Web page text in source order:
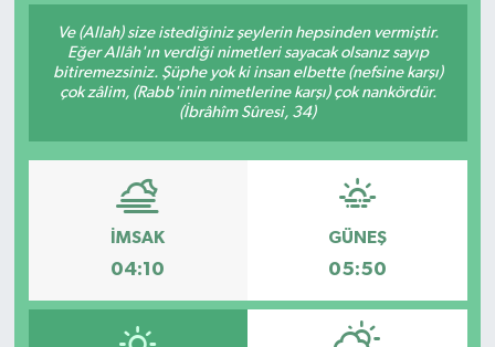
Ve (Allah) size istediğiniz şeylerin hepsinden vermiştir.
Eğer Allâh'ın verdiği nimetleri sayacak olsanız sayıp
bitiremezsiniz. Şüphe yok ki insan elbette (nefsine karşı)
çok zâlim, (Rabb'inin nimetlerine karşı) çok nankördür.
(İbrâhîm Sûresi, 34)
İMSAK
04:10
GÜNEŞ
05:50